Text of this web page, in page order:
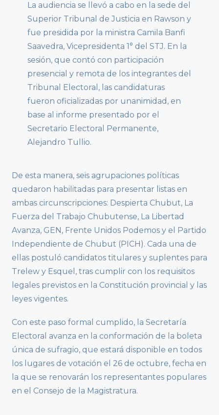
La audiencia se llevó a cabo en la sede del
Superior Tribunal de Justicia en Rawson y
fue presidida por la ministra Camila Banfi
Saavedra, Vicepresidenta 1° del STJ. En la
sesión, que contó con participación
presencial y remota de los integrantes del
Tribunal Electoral, las candidaturas
fueron oficializadas por unanimidad, en
base al informe presentado por el
Secretario Electoral Permanente,
Alejandro Tullio.
De esta manera, seis agrupaciones políticas
quedaron habilitadas para presentar listas en
ambas circunscripciones: Despierta Chubut, La
Fuerza del Trabajo Chubutense, La Libertad
Avanza, GEN, Frente Unidos Podemos y el Partido
Independiente de Chubut (PICH). Cada una de
ellas postuló candidatos titulares y suplentes para
Trelew y Esquel, tras cumplir con los requisitos
legales previstos en la Constitución provincial y las
leyes vigentes.
Con este paso formal cumplido, la Secretaría
Electoral avanza en la conformación de la boleta
única de sufragio, que estará disponible en todos
los lugares de votación el 26 de octubre, fecha en
la que se renovarán los representantes populares
en el Consejo de la Magistratura.